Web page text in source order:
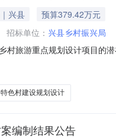
兴县
预算379.42万元
招标单位： 兴县乡村振兴局
村旅游重点规划设计项目的
理公司存档编号：ZZXM-
色村建设规划设计
编制结果公告